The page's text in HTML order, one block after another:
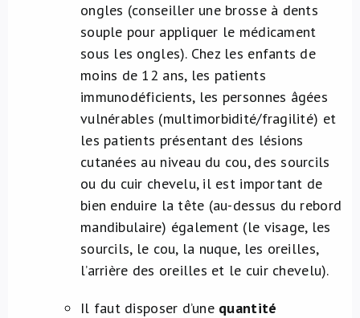
ongles (conseiller une brosse à dents
souple pour appliquer le médicament
sous les ongles). Chez les enfants de
moins de 12 ans, les patients
immunodéficients, les personnes âgées
vulnérables (multimorbidité/fragilité) et
les patients présentant des lésions
cutanées au niveau du cou, des sourcils
ou du cuir chevelu, il est important de
bien enduire la tête (au-dessus du rebord
mandibulaire) également (le visage, les
sourcils, le cou, la nuque, les oreilles,
l’arrière des oreilles et le cuir chevelu).
Il faut disposer d’une quantité